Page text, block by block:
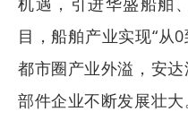
目，船舶产业实现“从
都市圈产业外溢，安
部件企业不断发展壮大